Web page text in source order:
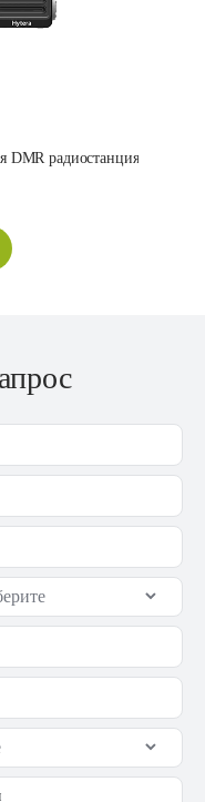
DMR радиостанция